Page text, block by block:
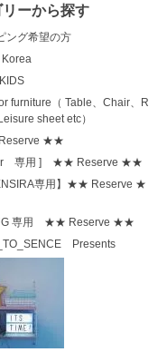
リーから探す
ング希望の方
Korea
furniture（ Table、Chair、R
sheet etc）
★★
専用 ] ★★ Reserve ★★
専用】★★ Reserve ★
専用 ★★ Reserve ★★
Presents